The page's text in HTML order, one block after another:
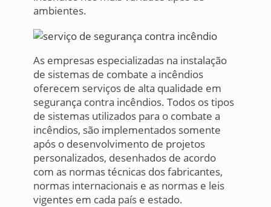
ambientes.
As empresas especializadas na instalação
de sistemas de combate a incêndios
oferecem serviços de alta qualidade em
segurança contra incêndios. Todos os tipos
de sistemas utilizados para o combate a
incêndios, são implementados somente
após o desenvolvimento de projetos
personalizados, desenhados de acordo
com as normas técnicas dos fabricantes,
normas internacionais e as normas e leis
vigentes em cada país e estado.